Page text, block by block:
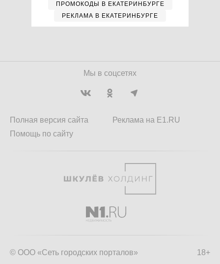
ПРОМОКОДЫ В ЕКАТЕРИНБУРГЕ
РЕКЛАМА В ЕКАТЕРИНБУРГЕ
Мы в соцсетях
Полная версия сайта
Помощь по сайту
Реклама на E1.RU
18+
© ООО «Сеть городских порталов»